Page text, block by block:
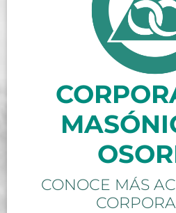
CONOCE MÁS